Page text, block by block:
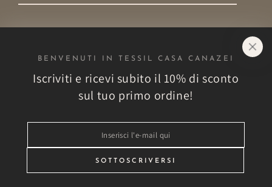
l'e-
BENVENUTI IN TESSIL CASA CANAZEI
Iscriviti e ricevi subito il 10% di sconto
sul tuo primo ordine!
l'e-
SOTTOSCRIVERSI